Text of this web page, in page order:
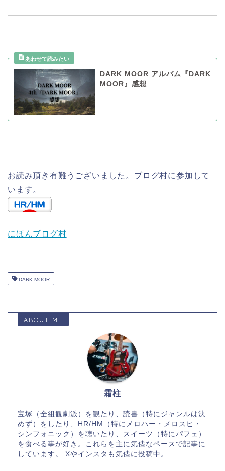
DARK MOOR アルバム『DARK
MOOR』感想
お読み頂き有難うございました。ブログ村に参加して
います。
にほんブログ村
DARK MOOR
ABOUT ME
霜柱
宝塚（全組観劇派）を観たり、読書（特にジャンルは決
めず）をしたり、HR/HM（特にメロハー・メロスピ・
シンフォニック）を聴いたり、スイーツ（特にパフェ）
を食べる事が好き。これらを主に気儘なペースで記事に
しています。 Xやインスタも気儘に投稿中。